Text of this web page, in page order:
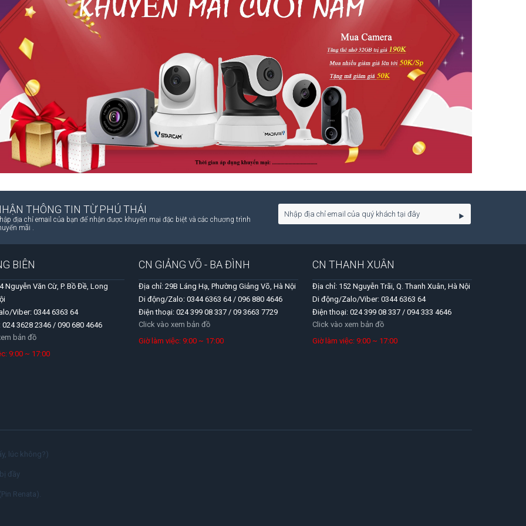
THÔNG TIN TỪ PHÚ THÁI
địa chỉ email của bạn để nhận được khuyến mại đặc biệt và các chương trình
mãi .
BIÊN
Nguyễn Văn Cừ, P. Bồ Đề, Long
Viber: 0344 6363 64
3628 2346 / 090 680 4646
bản đồ
9:00 ~ 17:00
CN GIẢNG VÕ - BA ĐÌNH
Địa chỉ: 29B Láng Hạ, Phường Giảng Võ, Hà Nội
Di động/Zalo: 0344 6363 64 / 096 880 4646
Điện thoại: 024 399 08 337 / 09 3663 7729
Click vào xem bản đồ
Giờ làm việc: 9:00 ~ 17:00
CN THANH XUÂN
Địa chỉ: 152 Nguyễn Trãi, Q. Thanh Xuân, Hà Nội
Di động/Zalo/Viber: 0344 6363 64
Điện thoại: 024 399 08 337 / 094 333 4646
Click vào xem bản đồ
Giờ làm việc: 9:00 ~ 17:00
lúc không?)
đầy
Renata).